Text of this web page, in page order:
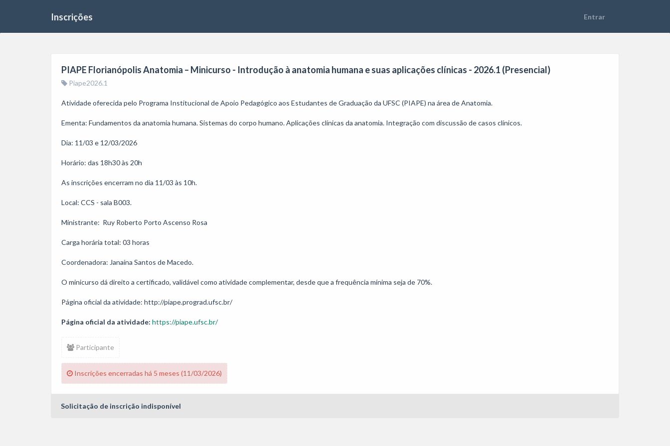
Inscrições
PIAPE Florianópolis Anatomia – Minicurso - Introdução à anatomia humana e suas aplicações clínicas - 2026.1 (Presencial)
Piape2026.1
Atividade oferecida pelo Programa Institucional de Apoio Pedagógico aos Estudantes de Graduação da UFSC (PIAPE) na área de Anatomia.
Ementa: Fundamentos da anatomia humana. Sistemas do corpo humano. Aplicações clínicas da anatomia. Integração com discussão de casos clínicos.
Dia: 11/03 e 12/03/2026
Horário: das 18h30 às 20h
As inscrições encerram no dia 11/03 às 10h.
Local: CCS - sala B003.
Ministrante:  Ruy Roberto Porto Ascenso Rosa
Carga horária total: 03 horas
Coordenadora: Janaína Santos de Macedo.
O minicurso dá direito a certificado, validável como atividade complementar, desde que a frequência mínima seja de 70%.
Página oficial da atividade: https://piape.ufsc.br/
Participante
Inscrições encerradas há 5 meses (11/03/2026)
Solicitação de inscrição indisponível